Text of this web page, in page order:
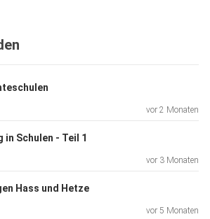
Was hat KIK bewirkt? Wie
Und warum ist sie heute wichtiger
heute wieder Gäste aus Behörde
Dr. Kirsten Brüchner und den
Kruse, sowie die Lehrerin Jaenne
vor 2 Monaten
in Schulen - Teil 1
vor 3 Monaten
Hass und Hetze
vor 5 Monaten